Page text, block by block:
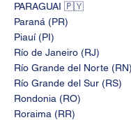
PARAGUAI 🇵🇾
Paraná (PR)
Piauí (PI)
Río de Janeiro (RJ)
Río Grande del Norte (RN)
Río Grande del Sur (RS)
Rondonia (RO)
Roraima (RR)